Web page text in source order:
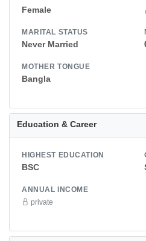
Female
MARITAL STATUS
Never Married
MOTHER TONGUE
Bangla
Education & Career
HIGHEST EDUCATION
BSC
ANNUAL INCOME
private